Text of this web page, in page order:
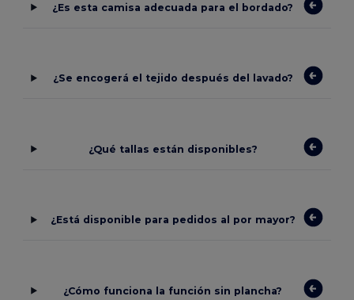
¿Es esta camisa adecuada para el bordado?
¿Se encogerá el tejido después del lavado?
¿Qué tallas están disponibles?
¿Está disponible para pedidos al por mayor?
¿Cómo funciona la función sin plancha?